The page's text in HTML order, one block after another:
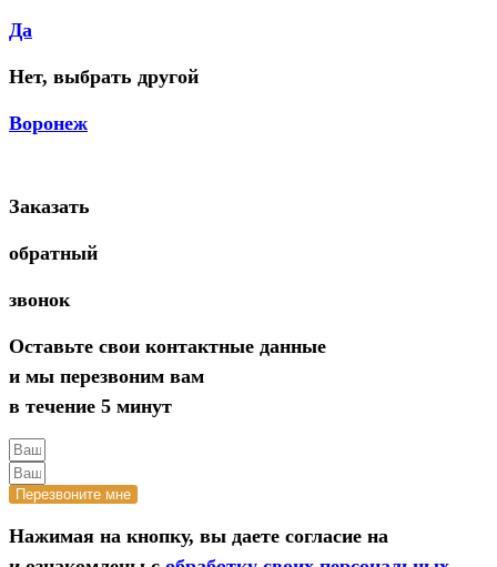
Да
Нет, выбрать другой
Воронеж
Заказать
обратный
звонок
Оставьте свои контактные данные
и мы перезвоним вам
в течение 5 минут
Перезвоните мне
Нажимая на кнопку, вы даете согласие на